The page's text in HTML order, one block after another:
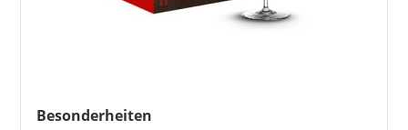
gutes Preis-Leistungs-Verhältnis
Besonderheiten